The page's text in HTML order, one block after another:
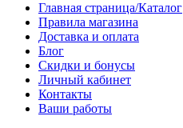
Главная страница/Каталог
Правила магазина
Доставка и оплата
Блог
Скидки и бонусы
Личный кабинет
Контакты
Ваши работы